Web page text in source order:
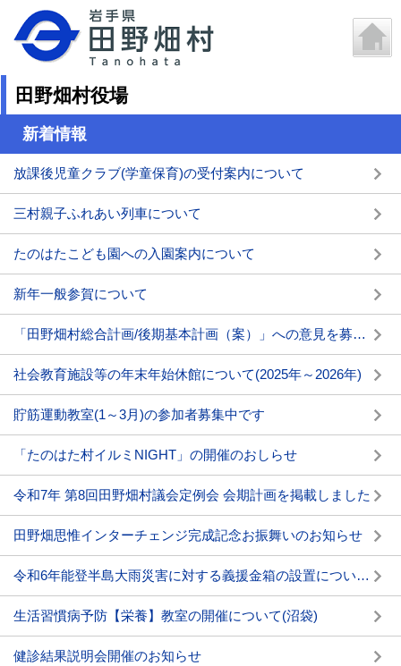
田野畑村役場
新着情報
放課後児童クラブ(学童保育)の受付案内について
三村親子ふれあい列車について
たのはたこども園への入園案内について
新年一般参賀について
「田野畑村総合計画/後期基本計画（案）」への意見を募集します
社会教育施設等の年末年始休館について(2025年～2026年)
貯筋運動教室(1～3月)の参加者募集中です
「たのはた村イルミNIGHT」の開催のおしらせ
令和7年 第8回田野畑村議会定例会 会期計画を掲載しました
田野畑思惟インターチェンジ完成記念お振舞いのお知らせ
令和6年能登半島大雨災害に対する義援金箱の設置について(延長)
生活習慣病予防【栄養】教室の開催について(沼袋)
健診結果説明会開催のお知らせ